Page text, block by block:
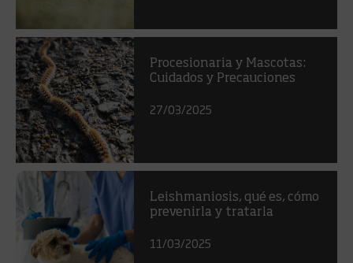
Procesionaria y Mascotas:
Cuidados y Precauciones
27/03/2025
Leishmaniosis, qué es, cómo
prevenirla y tratarla
11/03/2025